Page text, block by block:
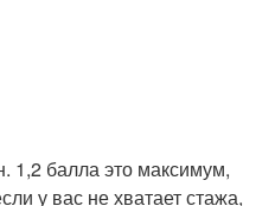
1,2 балла это максимум,
у вас не хватает стажа,